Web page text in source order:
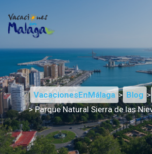
VacacionesEnMálaga > Blog >
> Parque Natural Sierra de las